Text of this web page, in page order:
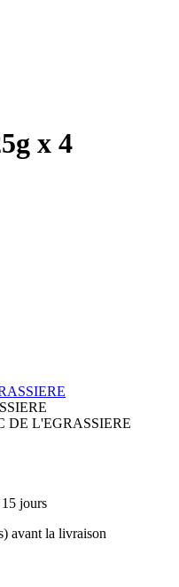
x 4
DE L'EGRASSIERE
jours
avant la livraison